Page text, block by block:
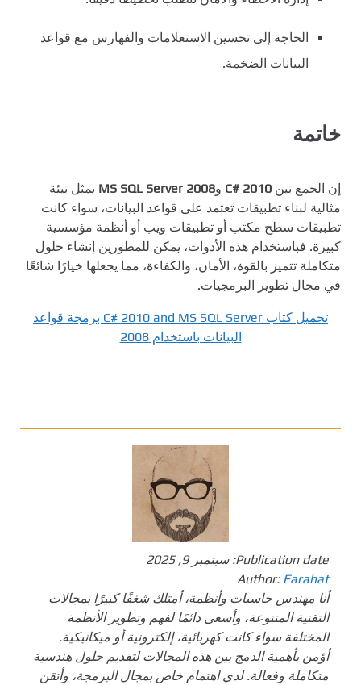
الحاجة إلى تحسين الاستعلامات والفهارس مع قواعد
البيانات الضخمة.
خاتمة
إن الجمع بين C# 2010 وMS SQL Server 2008 يمثل بيئة
مثالية لبناء تطبيقات تعتمد على قواعد البيانات، سواء كانت
تطبيقات سطح مكتب أو تطبيقات ويب أو أنظمة مؤسسية
كبيرة. فباستخدام هذه الأدوات، يمكن للمطورين إنشاء حلول
متكاملة تتميز بالقوة، الأمان، والكفاءة، مما يجعلها خيارًا شائعًا
في مجال تطوير البرمجيات.
تحميل كتاب C# 2010 and MS SQL Server برمجة قواعد
البيانات باستخدام 2008
Publication date: سبتمبر 9, 2025
Author: Farahat
أنا مهندس حاسبات وأنظمة، أمتلك شغفًا كبيرًا بمجالات
التقنية المتنوعة، وأسعى دائمًا لفهم وتطوير الأنظمة
المختلفة سواء كانت كهربائية، إلكترونية أو ميكانيكية.
أؤمن بأهمية الدمج بين هذه المجالات لتقديم حلول هندسية
متكاملة وفعالة. لدي اهتمام خاص بمجال البرمجة، وأتقن